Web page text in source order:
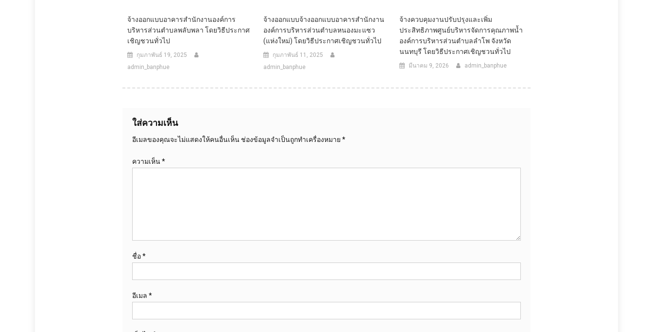
จ้างออกแบบอาคารสำนักงานองค์การ
บริหารส่วนตำบลพลับพลา โดยวิธีประกาศ
เชิญชวนทั่วไป
กุมภาพันธ์ 19, 2025
admin_banphue
จ้างออกแบบจ้างออกแบบอาคารสำนักงาน
องค์การบริหารส่วนตำบลหนองมะแซว
(แห่งใหม่) โดยวิธีประกาศเชิญชวนทั่วไป
กุมภาพันธ์ 11, 2025
admin_banphue
จ้างควบคุมงานปรับปรุงและเพิ่ม
ประสิทธิภาพศูนย์บริหารจัดการคุณภาพน้ำ
องค์การบริหารส่วนตำบลลำโพ จังหวัด
นนทบุรี โดยวิธีประกาศเชิญชวนทั่วไป
มีนาคม 9, 2026 admin_banphue
ใส่ความเห็น
อีเมลของคุณจะไม่แสดงให้คนอื่นเห็น ช่องข้อมูลจำเป็นถูกทำเครื่องหมาย *
ความเห็น*
ชื่อ*
อีเมล *